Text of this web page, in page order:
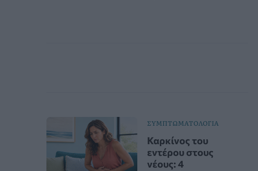
ΣΥΜΠΤΩΜΑΤΟΛΟΓΙΑ
Καρκίνος του
εντέρου στους
νέους: 4